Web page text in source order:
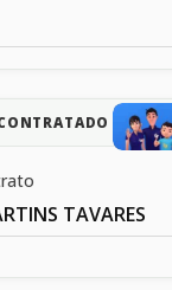
TAVARES